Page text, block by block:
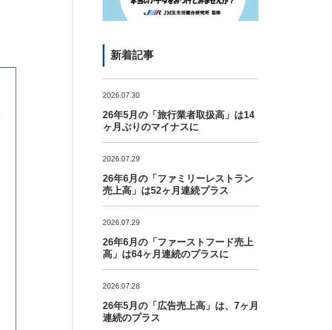
新着記事
2026.07.30
26年5月の「旅行業者取扱高」は14
ヶ月ぶりのマイナスに
2026.07.29
26年6月の「ファミリーレストラン
売上高」は52ヶ月連続プラス
2026.07.29
26年6月の「ファーストフード売上
高」は64ヶ月連続のプラスに
2026.07.28
26年5月の「広告売上高」は、7ヶ月
連続のプラス